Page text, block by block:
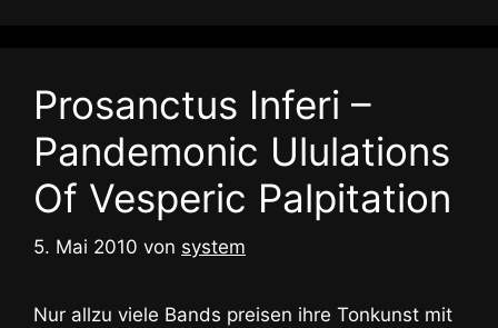
Prosanctus Inferi –
Pandemonic Ululations
Of Vesperic Palpitation
5. Mai 2010 von system
Nur allzu viele Bands preisen ihre Tonkunst mit